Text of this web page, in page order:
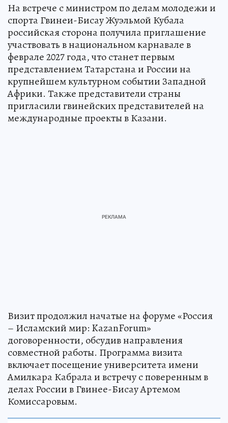
На встрече с министром по делам молодежи и
спорта Гвинеи-Бисау Жуэльмой Кубала
российская сторона получила приглашение
участвовать в национальном карнавале в
феврале 2027 года, что станет первым
представлением Татарстана и России на
крупнейшем культурном событии Западной
Африки. Также представители страны
пригласили гвинейских представителей на
международные проекты в Казани.
Визит продолжил начатые на форуме «Россия
– Исламский мир: KazanForum»
договоренности, обсудив направления
совместной работы. Программа визита
включает посещение университета имени
Амилкара Кабрала и встречу с поверенным в
делах России в Гвинее-Бисау Артемом
Комиссаровым.